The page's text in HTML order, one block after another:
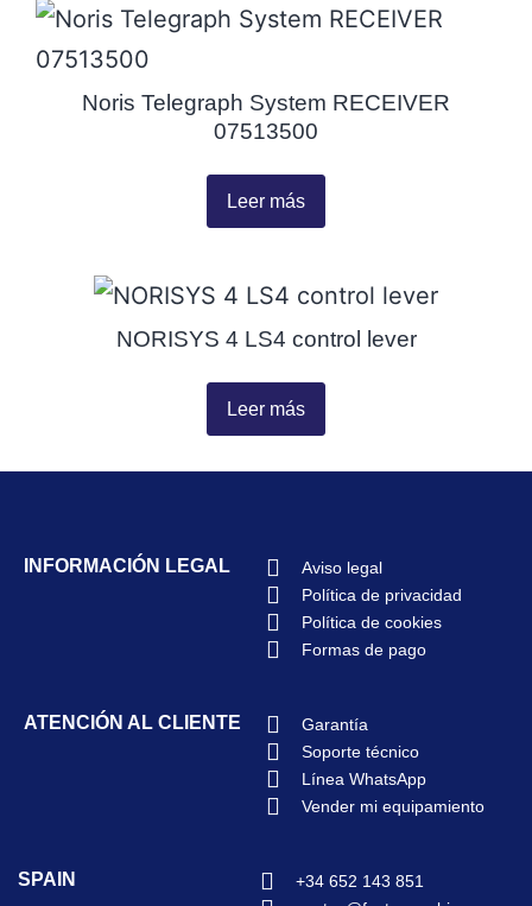
Noris Telegraph System RECEIVER
07513500
Leer más
NORISYS 4 LS4 control lever
Leer más
INFORMACIÓN LEGAL
Aviso legal
Política de privacidad
Política de cookies
Formas de pago
ATENCIÓN AL CLIENTE
Garantía
Soporte técnico
Línea WhatsApp
Vender mi equipamiento
SPAIN
+34 652 143 851